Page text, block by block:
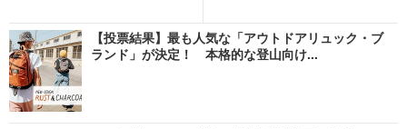
【投票結果】最も人気な「アウトドアリュック・ブ
ランド」が決定！ 本格的な登山向け...